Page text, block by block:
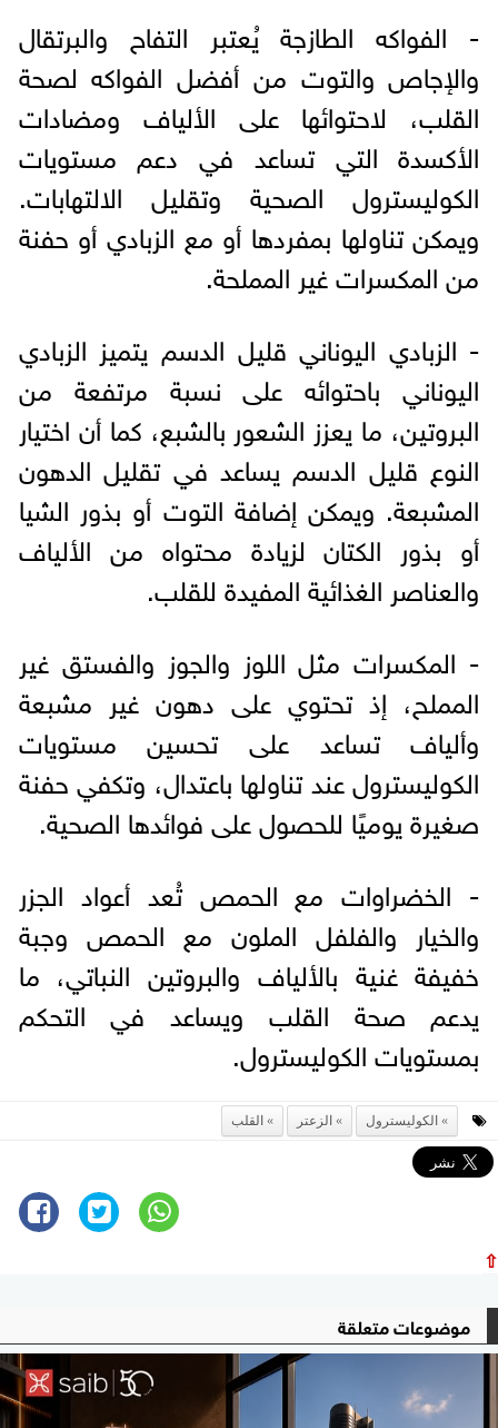
- الفواكه الطازجة يُعتبر التفاح والبرتقال
والإجاص والتوت من أفضل الفواكه لصحة
القلب، لاحتوائها على الألياف ومضادات
الأكسدة التي تساعد في دعم مستويات
الكوليسترول الصحية وتقليل الالتهابات.
ويمكن تناولها بمفردها أو مع الزبادي أو حفنة
من المكسرات غير المملحة.
- الزبادي اليوناني قليل الدسم يتميز الزبادي
اليوناني باحتوائه على نسبة مرتفعة من
البروتين، ما يعزز الشعور بالشبع، كما أن اختيار
النوع قليل الدسم يساعد في تقليل الدهون
المشبعة. ويمكن إضافة التوت أو بذور الشيا
أو بذور الكتان لزيادة محتواه من الألياف
والعناصر الغذائية المفيدة للقلب.
- المكسرات مثل اللوز والجوز والفستق غير
المملح، إذ تحتوي على دهون غير مشبعة
وألياف تساعد على تحسين مستويات
الكوليسترول عند تناولها باعتدال، وتكفي حفنة
صغيرة يوميًا للحصول على فوائدها الصحية.
- الخضراوات مع الحمص تُعد أعواد الجزر
والخيار والفلفل الملون مع الحمص وجبة
خفيفة غنية بالألياف والبروتين النباتي، ما
يدعم صحة القلب ويساعد في التحكم
بمستويات الكوليسترول.
الكوليسترول الزعتر القلب
⇧
موضوعات متعلقة